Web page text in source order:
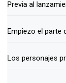
Previa al
Empiezo el parte
Los personajes